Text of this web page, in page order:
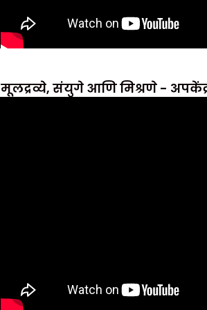
मूलद्रव्ये, संयुगे आणि मिश्रणे -